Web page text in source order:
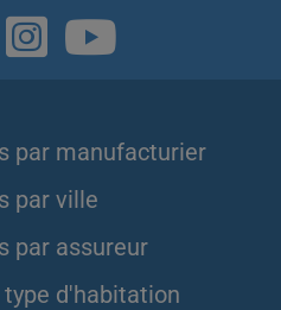
par manufacturier
par ville
par assureur
d'habitation